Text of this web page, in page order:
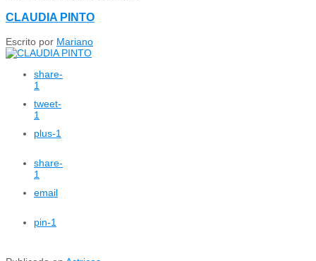
CLAUDIA PINTO
Escrito por Mariano
share-
1
tweet-
1
plus-1
share-
1
email
pin-1